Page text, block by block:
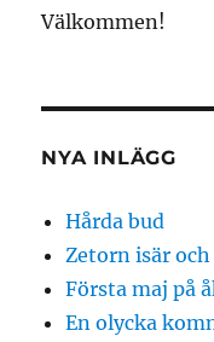
Välkommen!
NYA INLÄGG
Hårda bud
Zetorn isär
Första maj på
En olycka